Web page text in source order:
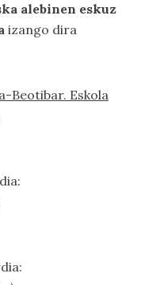
alebinen eskuz
izango dira
Beotibar. Eskola